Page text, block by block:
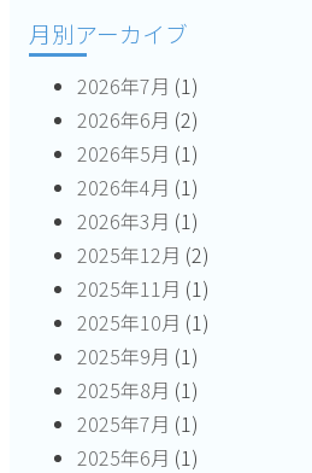
月別アーカイブ
2026年7月 (1)
2026年6月 (2)
2026年5月 (1)
2026年4月 (1)
2026年3月 (1)
2025年12月 (2)
2025年11月 (1)
2025年10月 (1)
2025年9月 (1)
2025年8月 (1)
2025年7月 (1)
2025年6月 (1)